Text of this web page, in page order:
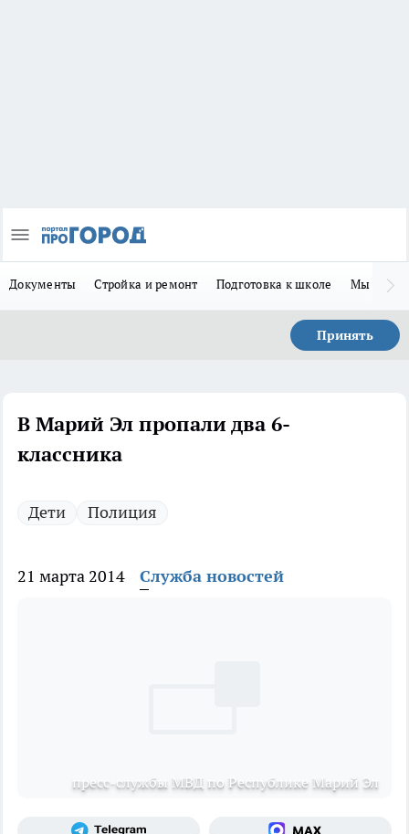
Документы Стройка и ремонт Подготовка к школе Мы в MAX
Принять
В Марий Эл пропали два 6-
классника
Дети Полиция
21 марта 2014 Служба новостей
пресс-службы МВД по Республике Марий Эл